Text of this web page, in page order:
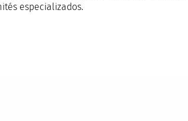
especializados.